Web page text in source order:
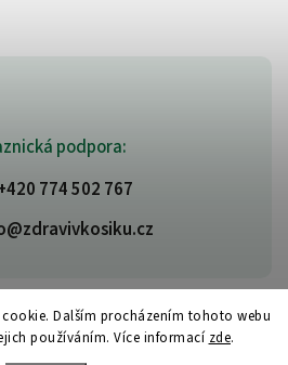
Dalším procházením tohoto webu
používáním. Více informací zde.
podpora:
774 502 767